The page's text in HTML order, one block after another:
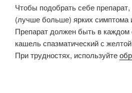
Чтобы подобрать себе препарат,
(лучше больше) ярких симптома
Препарат должен быть в
кашель спазматический с
При трудностях, используйте